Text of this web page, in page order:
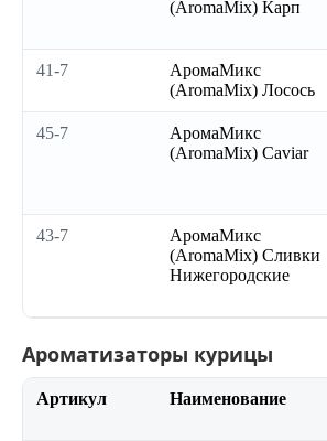
(AromaMix) Карп
41-7
АромаМикс
(AromaMix) Лосось
45-7
АромаМикс
(AromaMix) Сaviar
43-7
АромаМикс
(AromaMix) Сливки
Нижегородские
Ароматизаторы курицы
Артикул Наименование